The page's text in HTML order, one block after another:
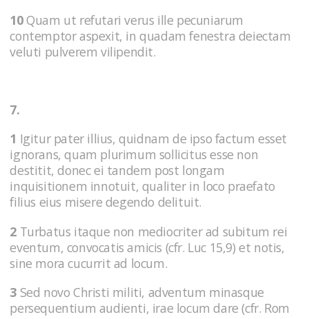
10Quam ut refutari verus ille pecuniarum
contemptor aspexit, in quadam fenestra deiectam
veluti pulverem vilipendit.
7.
1 Igitur pater illius, quidnam de ipso factum esset
ignorans, quam plurimum sollicitus esse non
destitit, donec ei tandem post longam
inquisitionem innotuit, qualiter in loco praefato
filius eius misere degendo delituit.
2 Turbatus itaque non mediocriter ad subitum rei
eventum, convocatis amicis (cfr. Luc 15,9) et notis,
sine mora cucurrit ad locum.
3 Sed novo Christi militi, adventum minasque
persequentium audienti, irae locum dare (cfr. Rom